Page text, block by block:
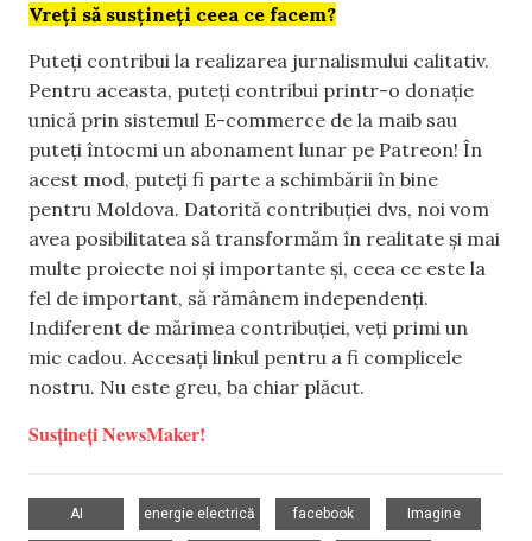
Vreți să susțineți ceea ce facem?
Puteți contribui la realizarea jurnalismului calitativ.
Pentru aceasta, puteți contribui printr-o donație
unică prin sistemul E-commerce de la maib sau
puteți întocmi un abonament lunar pe Patreon! În
acest mod, puteți fi parte a schimbării în bine
pentru Moldova. Datorită contribuției dvs, noi vom
avea posibilitatea să transformăm în realitate și mai
multe proiecte noi și importante și, ceea ce este la
fel de important, să rămânem independenți.
Indiferent de mărimea contribuției, veți primi un
mic cadou. Accesați linkul pentru a fi complicele
nostru. Nu este greu, ba chiar plăcut.
Susțineți NewsMaker!
AI
energie electrică
facebook
Imagine